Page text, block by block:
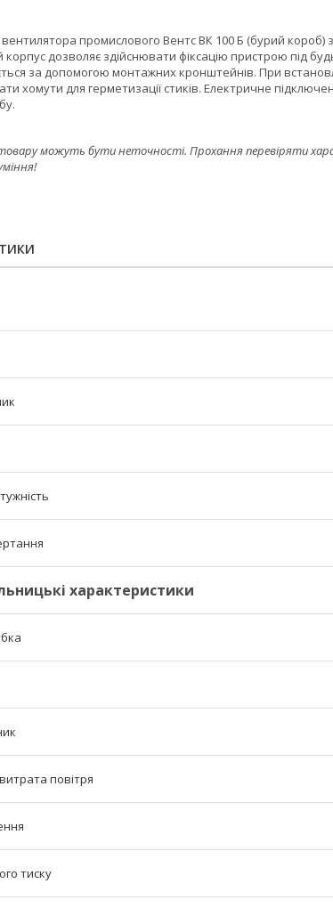
промислового Вентс ВК 100 Б (бурий
корпус дозволяє здійснювати фіксацію пристрою під
за допомогою монтажних кронштейнів. При
хомути для герметизації стиків. Електричне
можуть бути неточності. Прохання перевіряти
характеристики
повітря
тиску